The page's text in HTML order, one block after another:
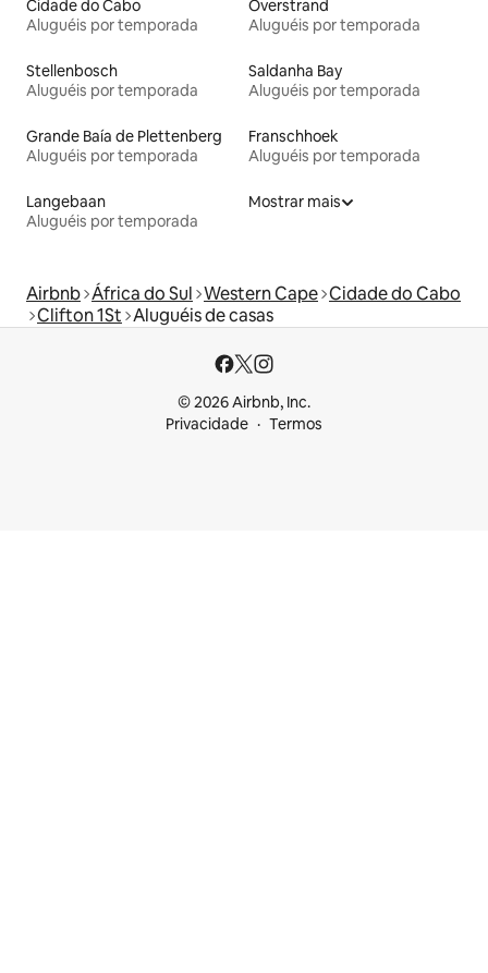
Cidade do Cabo
Aluguéis por temporada
Overstrand
Aluguéis por temporada
Stellenbosch
Aluguéis por temporada
Saldanha Bay
Aluguéis por temporada
Grande Baía de Plettenberg
Aluguéis por temporada
Franschhoek
Aluguéis por temporada
Langebaan
Aluguéis por temporada
Mostrar mais
Airbnb África do Sul Western Cape Cidade do Cabo
Clifton 1St Aluguéis de casas
© 2026 Airbnb, Inc.
Privacidade
Termos